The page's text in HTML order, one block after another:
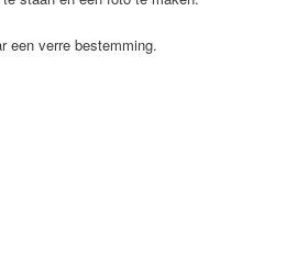
een verre bestemming.